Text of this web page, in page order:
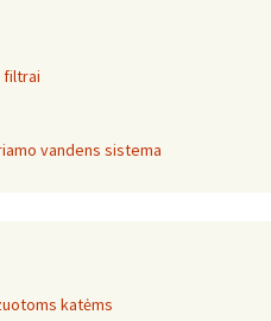
filtrai
vandens sistema
katėms